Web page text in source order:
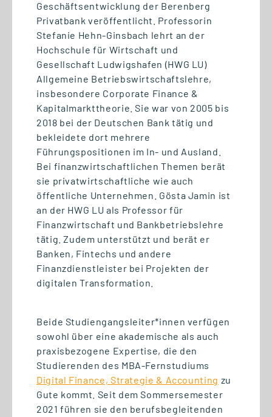
07.07.2026
Semesterabschluss mit
digitalen Praxisprojekten
01.07.2026
Wettbewerbsvorteil Lernen:
Gemeinsam den Mittelstand
stärken
Geschäftsentwicklung der Berenberg
Privatbank veröffentlicht. Professorin
Stefanie Hehn-Ginsbach lehrt an der
Hochschule für Wirtschaft und
Gesellschaft Ludwigshafen (HWG LU)
Allgemeine Betriebswirtschaftslehre,
insbesondere Corporate Finance &
Kapitalmarkttheorie. Sie war von 2005 bis
2018 bei der Deutschen Bank tätig und
bekleidete dort mehrere
Führungspositionen im In- und Ausland.
Bei finanzwirtschaftlichen Themen berät
sie privatwirtschaftliche wie auch
öffentliche Unternehmen. Gösta Jamin ist
an der HWG LU als Professor für
Finanzwirtschaft und Bankbetriebslehre
tätig. Zudem unterstützt und berät er
Banken, Fintechs und andere
Finanzdienstleister bei Projekten der
digitalen Transformation.
Beide Studiengangsleiter*innen verfügen
sowohl über eine akademische als auch
praxisbezogene Expertise, die den
Studierenden des MBA-Fernstudiums
Digital Finance, Strategie & Accounting zu
Gute kommt. Seit dem Sommersemester
2021 führen sie den berufsbegleitenden